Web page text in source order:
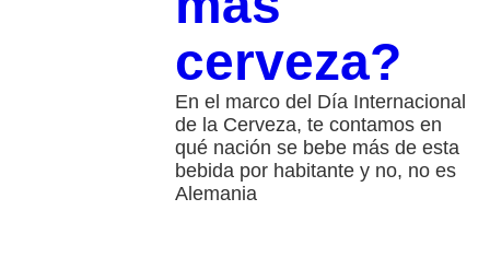
cerveza?
En el marco del Día Internacional
de la Cerveza, te contamos en
qué nación se bebe más de esta
bebida por habitante y no, no es
Alemania